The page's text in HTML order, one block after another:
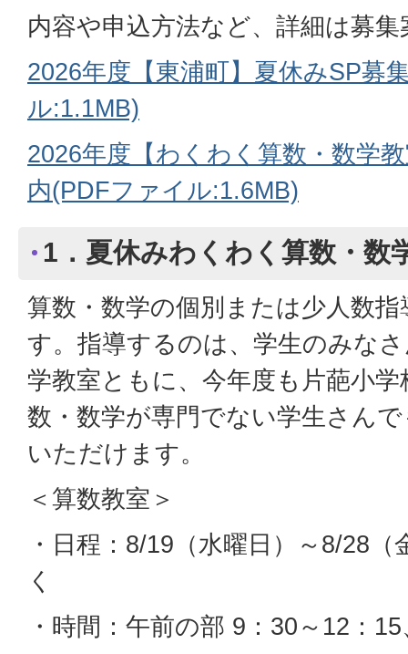
内容や申込方法など、詳細は募
2026年度【東浦町】夏休みSP募
ル:1.1MB)
2026年度【わくわく算数・数学
内(PDFファイル:1.6MB)
1．夏休みわくわく算数・数
算数・数学の個別または少人数
す。指導するのは、学生のみな
学教室ともに、今年度も片葩小
数・数学が専門でない学生さん
いただけます。
＜算数教室＞
・日程：8/19（水曜日）～8/28
く
・時間：午前の部 9：30～12：